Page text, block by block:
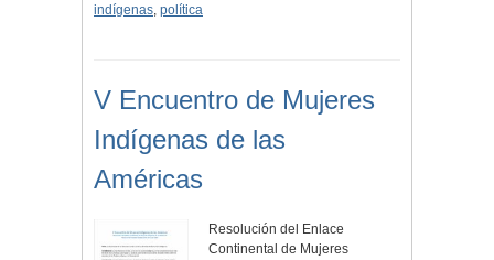
indígenas, política
V Encuentro de Mujeres
Indígenas de las
Américas
Resolución del Enlace
Continental de Mujeres